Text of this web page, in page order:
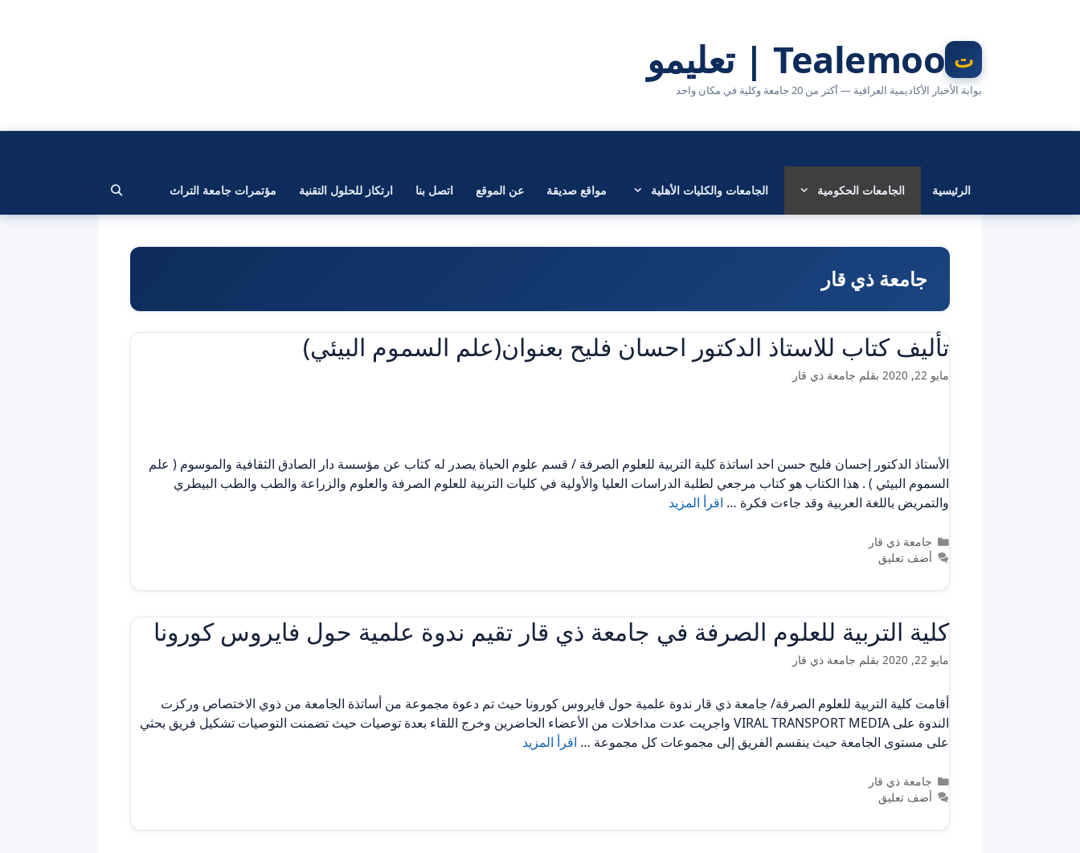
Tealemoo | تعليمو
بوابة الأخبار الأكاديمية العراقية — أكثر من 20 جامعة وكلية في مكان واحد
الرئيسية الجامعات الحكومية الجامعات والكليات الأهلية مواقع صديقة عن الموقع اتصل بنا ارتكاز للحلول التقنية مؤتمرات جامعة التراث
جامعة ذي قار
تأليف كتاب للاستاذ الدكتور احسان فليح بعنوان(علم السموم البيئي)
مايو 22, 2020 بقلم جامعة ذي قار
الأستاذ الدكتور إحسان فليح حسن احد اساتذة كلية التربية للعلوم الصرفة / قسم علوم الحياة يصدر له كتاب عن مؤسسة دار الصادق الثقافية والموسوم ( علم
السموم البيئي ) . هذا الكتاب هو كتاب مرجعي لطلبة الدراسات العليا والأولية في كليات التربية للعلوم الصرفة والعلوم والزراعة والطب والطب البيطري
والتمريض باللغة العربية وقد جاءت فكرة … اقرأ المزيد
التصنيفات
جامعة ذي قار
أضف تعليق
كلية التربية للعلوم الصرفة في جامعة ذي قار تقيم ندوة علمية حول فايروس كورونا
مايو 22, 2020 بقلم جامعة ذي قار
أقامت كلية التربية للعلوم الصرفة/ جامعة ذي قار ندوة علمية حول فايروس كورونا حيث تم دعوة مجموعة من أساتذة الجامعة من ذوي الاختصاص وركزت
الندوة على VIRAL TRANSPORT MEDIA واجريت عدت مداخلات من الأعضاء الحاضرين وخرج اللقاء بعدة توصيات حيث تضمنت التوصيات تشكيل فريق بحثي
على مستوى الجامعة حيث ينقسم الفريق إلى مجموعات كل مجموعة … اقرأ المزيد
التصنيفات
جامعة ذي قار
أضف تعليق